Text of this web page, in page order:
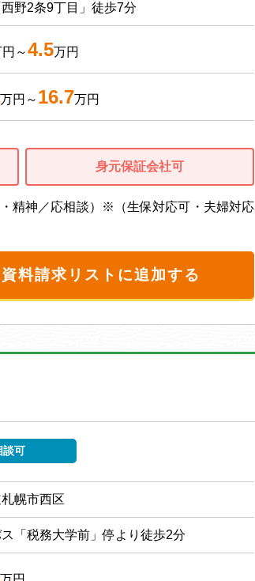
野2条9丁目」徒歩7分
～4.5万円
万円～ 16.7万円
身元保証会社可
精神／応相談）※（生保対応可・夫婦対応
資料請求リストに追加する
談可
幌市西区
「税務大学前」停より徒歩2分